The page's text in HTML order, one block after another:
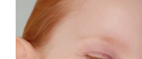
Республика Корея
Испания